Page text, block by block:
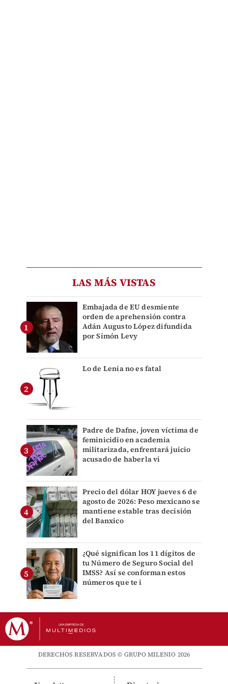
LAS MÁS VISTAS
Embajada de EU desmiente
orden de aprehensión contra
Adán Augusto López difundida
por Simón Levy
Lo de Lenia no es fatal
Padre de Dafne, joven víctima de
feminicidio en academia
militarizada, enfrentará juicio
acusado de haberla vi
Precio del dólar HOY jueves 6 de
agosto de 2026: Peso mexicano se
mantiene estable tras decisión
del Banxico
¿Qué significan los 11 dígitos de
tu Número de Seguro Social del
IMSS? Así se conforman estos
números que te i
DERECHOS RESERVADOS © GRUPO MILENIO 2026